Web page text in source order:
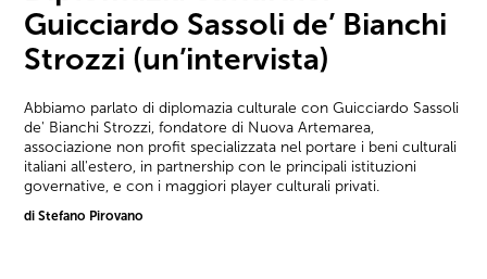
Guicciardo Sassoli de’ Bianchi
Strozzi (un’intervista)
Abbiamo parlato di diplomazia culturale con Guicciardo Sassoli
de' Bianchi Strozzi, fondatore di Nuova Artemarea,
associazione non profit specializzata nel portare i beni culturali
italiani all'estero, in partnership con le principali istituzioni
governative, e con i maggiori player culturali privati.
di Stefano Pirovano